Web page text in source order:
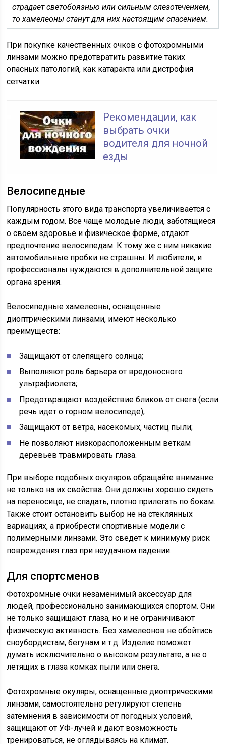
страдает светобоязнью или сильным слезотечением,
то хамелеоны станут для них настоящим спасением.
При покупке качественных очков с фотохромными
линзами можно предотвратить развитие таких
опасных патологий, как катаракта или дистрофия
сетчатки.
Рекомендации, как
выбрать очки
водителя для ночной
езды
Велосипедные
Популярность этого вида транспорта увеличивается с
каждым годом. Все чаще молодые люди, заботящиеся
о своем здоровье и физическое форме, отдают
предпочтение велосипедам. К тому же с ним никакие
автомобильные пробки не страшны. И любители, и
профессионалы нуждаются в дополнительной защите
органа зрения.
Велосипедные хамелеоны, оснащенные
диоптрическими линзами, имеют несколько
преимуществ:
Защищают от слепящего солнца;
Выполняют роль барьера от вредоносного
ультрафиолета;
Предотвращают воздействие бликов от снега (если
речь идет о горном велосипеде);
Защищают от ветра, насекомых, частиц пыли;
Не позволяют низкорасположенным веткам
деревьев травмировать глаза.
При выборе подобных окуляров обращайте внимание
не только на их свойства. Они должны хорошо сидеть
на переносице, не спадать, плотно прилегать по бокам.
Также стоит остановить выбор не на стеклянных
вариациях, а приобрести спортивные модели с
полимерными линзами. Это сведет к минимуму риск
повреждения глаз при неудачном падении.
Для спортсменов
Фотохромные очки незаменимый аксессуар для
людей, профессионально занимающихся спортом. Они
не только защищают глаза, но и не ограничивают
физическую активность. Без хамелеонов не обойтись
сноубордистам, бегунам и т.д. Изделие поможет
думать исключительно о высоком результате, а не о
летящих в глаза комках пыли или снега.
Фотохромные окуляры, оснащенные диоптрическими
линзами, самостоятельно регулируют степень
затемнения в зависимости от погодных условий,
защищают от УФ-лучей и дают возможность
тренироваться, не оглядываясь на климат.